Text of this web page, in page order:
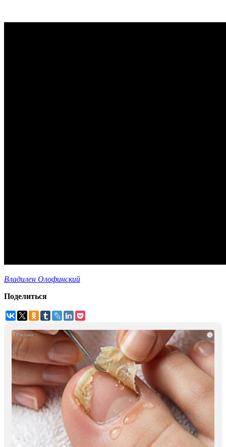
Владилен Олофинский
Поделиться
i